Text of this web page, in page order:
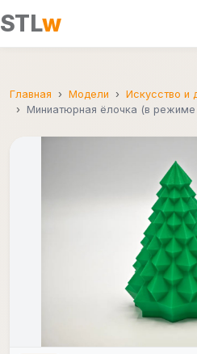
STLw
Главная Модели
Искусство и
Миниатюрная ёлочка (в режиме